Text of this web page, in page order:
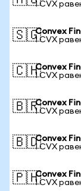
1 CVX
🇸🇬Convex
1 CVX
🇨🇭Convex
1 CVX
🇧🇷Convex
1 CVX
🇧🇩Convex
1 CVX
🇵🇭Convex
1 CVX